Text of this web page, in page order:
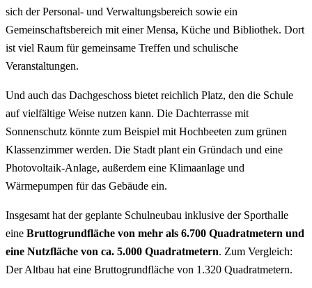
sich der Personal- und Verwaltungsbereich sowie ein
Gemeinschaftsbereich mit einer Mensa, Küche und Bibliothek. Dort
ist viel Raum für gemeinsame Treffen und schulische
Veranstaltungen.
Und auch das Dachgeschoss bietet reichlich Platz, den die Schule
auf vielfältige Weise nutzen kann. Die Dachterrasse mit
Sonnenschutz könnte zum Beispiel mit Hochbeeten zum grünen
Klassenzimmer werden. Die Stadt plant ein Gründach und eine
Photovoltaik-Anlage, außerdem eine Klimaanlage und
Wärmepumpen für das Gebäude ein.
Insgesamt hat der geplante Schulneubau inklusive der Sporthalle
eine Bruttogrundfläche von mehr als 6.700 Quadratmetern und
eine Nutzfläche von ca. 5.000 Quadratmetern. Zum Vergleich:
Der Altbau hat eine Bruttogrundfläche von 1.320 Quadratmetern.